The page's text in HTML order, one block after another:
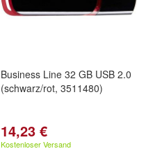
Business Line 32 GB USB 2.0
(schwarz/rot, 3511480)
14,23 €
Kostenloser Versand